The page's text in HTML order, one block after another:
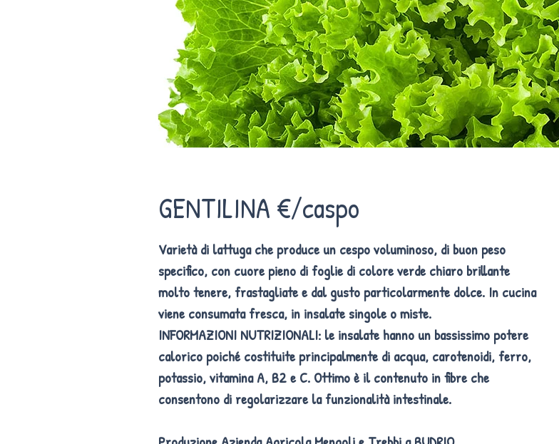
GENTILINA €/caspo
Varietà di lattuga che produce un cespo voluminoso, di buon peso
specifico, con cuore pieno di foglie di colore verde chiaro brillante
molto tenere, frastagliate e dal gusto particolarmente dolce. In cucina
viene consumata fresca, in insalate singole o miste.
INFORMAZIONI NUTRIZIONALI: le insalate hanno un bassissimo potere
calorico poiché costituite principalmente di acqua, carotenoidi, ferro,
potassio, vitamina A, B2 e C. Ottimo è il contenuto in fibre che
consentono di regolarizzare la funzionalità intestinale.